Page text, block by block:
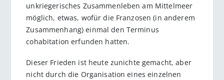
unkriegerisches Zusammenleben am Mittelmeer
möglich, etwas, wofür die Franzosen (in anderem
Zusammenhang) einmal den Terminus
cohabitation erfunden hatten.
Dieser Frieden ist heute zunichte gemacht, aber
nicht durch die Organisation eines einzelnen